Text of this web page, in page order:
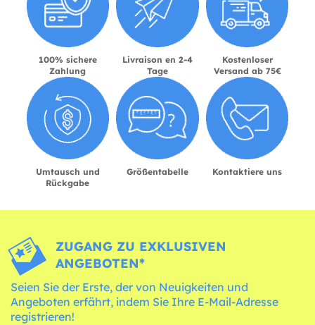
100% sichere
Zahlung
Livraison en 2-4
Tage
Kostenloser
Versand ab 75€
Umtausch und
Rückgabe
Größentabelle Kontaktiere uns
ZUGANG ZU EXKLUSIVEN
ANGEBOTEN*
Seien Sie der Erste, der von Neuigkeiten und
Angeboten erfährt, indem Sie Ihre E-Mail-Adresse
registrieren!